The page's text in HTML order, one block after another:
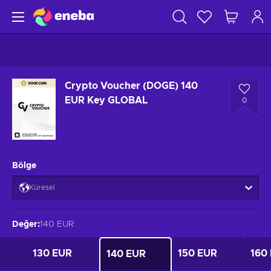
Crypto Voucher (DOGE) 140
EUR Key GLOBAL
0
Bölge
Küresel
Değer:140 EUR
130 EUR 140 EUR 150 EUR 160